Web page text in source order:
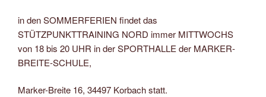
in den SOMMERFERIEN findet das
STÜTZPUNKTTRAINING NORD immer MITTWOCHS
von 18 bis 20 UHR in der SPORTHALLE der MARKER-
BREITE-SCHULE,
Marker-Breite 16, 34497 Korbach statt.